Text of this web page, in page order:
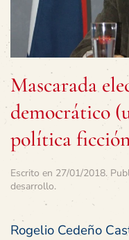
Mascarada
democrático
política
Escrito en 27/01/2018.
desarrollo.
Rogelio Cedeño